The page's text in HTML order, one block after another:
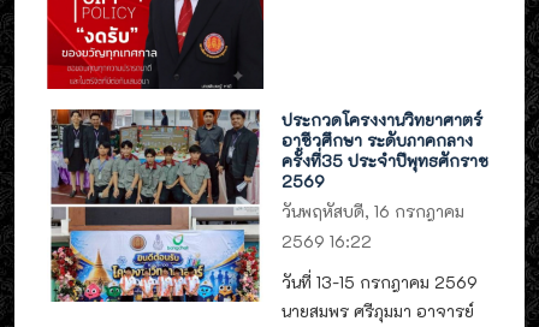
ประกวดโครงงานวิทยาศาตร์
อาชีวศึกษา ระดับภาคกลาง
ครั้งที่35 ประจำปีพุทธศักราช
2569
วันพฤหัสบดี, 16 กรกฎาคม
2569 16:22
วันที่ 13-15 กรกฎาคม 2569
นายสมพร ศรีภุมมา อาจารย์